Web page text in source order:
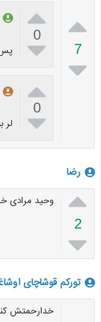

7


0
 پس

0
 لر
رضا

2

وحید مرادی
تورکم قوشاچای
خدارحمتش